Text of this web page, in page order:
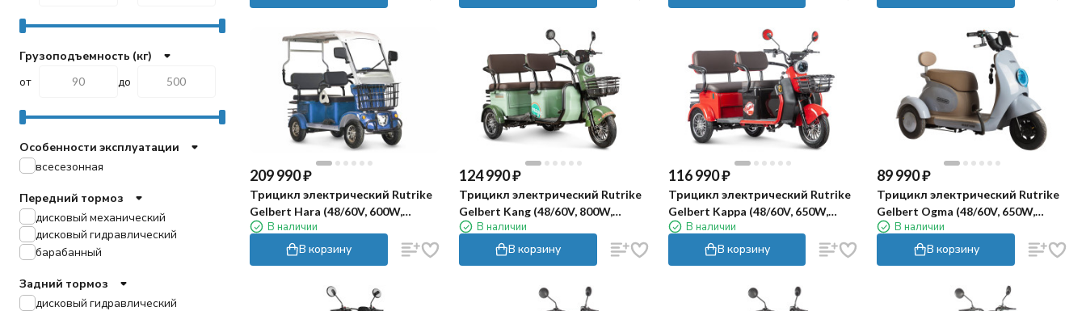
209 990₽
Трицикл электрический Rutrike
Gelbert Hara (48/60V, 600W,
синий)В наличии
В корзину
124 990₽
Трицикл электрический Rutrike
Gelbert Kang (48/60V, 800W,
зеленый)
В наличии
В корзину
116 990₽
Трицикл электрический Rutrike
Gelbert Kappa (48/60V, 650W,
красный)
В наличии
В корзину
89 990₽
Трицикл электрический Rutrike
Gelbert Ogma (48/60V, 650W,
серо-голубой)
В наличии
В корзину
Грузоподъемность (кг)
от
до
Особенности эксплуатации
всесезонная
Передний тормоз
дисковый механический
дисковый гидравлический
барабанный
Задний тормоз
дисковый гидравлический